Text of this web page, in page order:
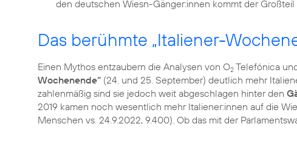
Das berühmte „Italiener-
Einen Mythos entzaubern die Analysen von O2 Telefónica
Wochenende“ (24. und 25. September) deutlich mehr
zahlenmäßig sind sie jedoch weit abgeschlagen hinter den
2019 kamen noch wesentlich mehr Italiener:innen auf die
Menschen vs. 24.9.2022, 9.400). Ob das mit der